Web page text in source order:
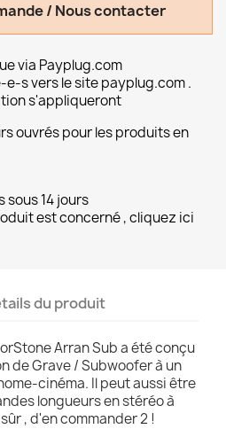
/ Nous contacter
via Payplug.com
s vers le site payplug.com .
s'appliqueront
ouvrés pour les produits en
sous 14 jours
est concerné , cliquez ici
du produit
Arran Sub a été conçu
de Grave / Subwoofer à un
cinéma. Il peut aussi être
longueurs en stéréo à
, d'en commander 2 !